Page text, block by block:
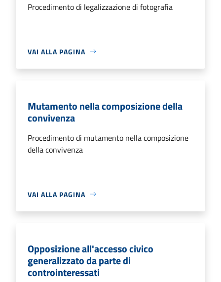
Procedimento di legalizzazione di fotografia
VAI ALLA PAGINA
Mutamento nella composizione della
convivenza
Procedimento di mutamento nella composizione
della convivenza
VAI ALLA PAGINA
Opposizione all'accesso civico
generalizzato da parte di
controinteressati